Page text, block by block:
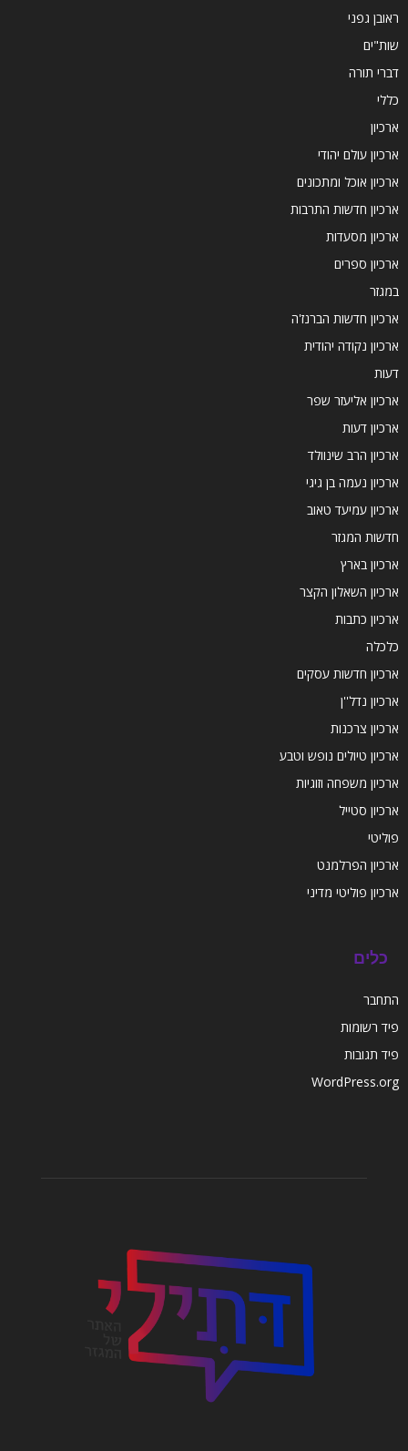
ראובן גפני
שות"ים
דברי תורה
כללי
ארכיון
ארכיון עולם יהודי
ארכיון אוכל ומתכונים
ארכיון חדשות התרבות
ארכיון מסעדות
ארכיון ספרים
במגזר
ארכיון חדשות הברנז'ה
ארכיון נקודה יהודית
דעות
ארכיון אליעזר שפר
ארכיון דעות
ארכיון הרב שינוולד
ארכיון נעמה בן גיגי
ארכיון עמיעד טאוב
חדשות המגזר
ארכיון בארץ
ארכיון השאלון הקצר
ארכיון כתבות
כלכלה
ארכיון חדשות עסקים
ארכיון נדל''ן
ארכיון צרכנות
ארכיון טיולים נופש וטבע
ארכיון משפחה וזוגיות
ארכיון סטייל
פוליטי
ארכיון הפרלמנט
ארכיון פוליטי מדיני
כלים
התחבר
פיד רשומות
פיד תגובות
WordPress.org